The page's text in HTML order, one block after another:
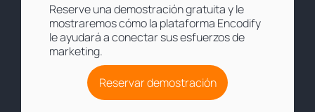
Reserve una demostración gratuita y le
mostraremos cómo la plataforma Encodify
le ayudará a conectar sus esfuerzos de
marketing.
Reservar demostración